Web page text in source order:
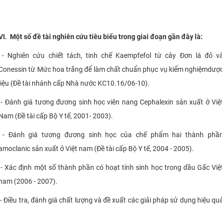
Một số đề tài nghiên cứu tiêu biểu trong giai đoạn gần đây là:
Nghiên cứu chiết tách, tinh chế Kaempfefol từ cây Đơn lá đỏ
từ Mức hoa trắng để làm chất chuẩn phục vụ kiểm
(Đề tài nhánh cấp Nhà nước KC10.16/06-10).
Đánh giá tương đương sinh học viên nang Cephalexin sản xuất ở
(Đề tài cấp Bộ Y tế, 2001- 2003).
Đánh giá tương đương sinh học của chế phẩm hai thành
sản xuất ở Việt nam (Đề tài cấp Bộ Y tế, 2004 - 2005).
Xác định một số thành phần có hoạt tính sinh học trong dầu Gấc
(2006 - 2007).
Điều tra, đánh giá chất lượng và đề xuất các giải pháp sử dụng hiệu